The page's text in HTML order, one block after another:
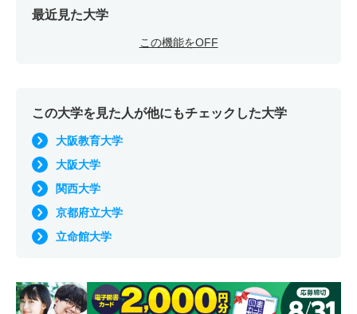
最近見た大学
この機能をOFF
この大学を見た人が他にもチェックした大学
大阪教育大学
大阪大学
関西大学
京都府立大学
立命館大学